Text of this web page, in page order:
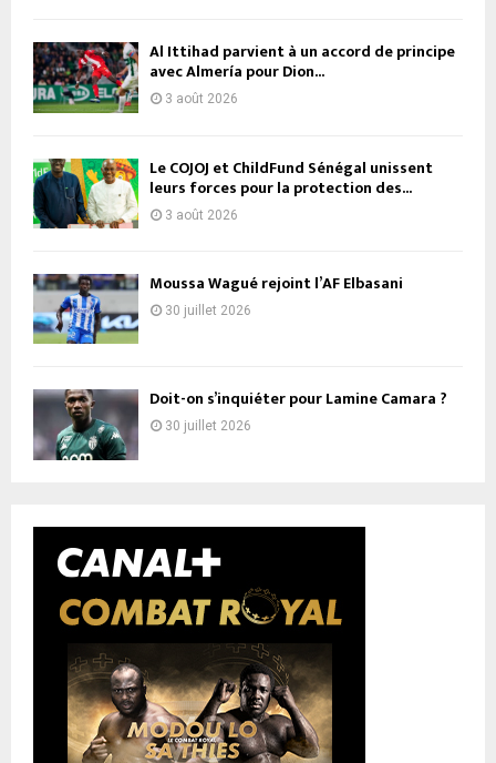
Al Ittihad parvient à un accord de principe
avec Almería pour Dion...
3 août 2026
Le COJOJ et ChildFund Sénégal unissent
leurs forces pour la protection des...
3 août 2026
Moussa Wagué rejoint l’AF Elbasani
30 juillet 2026
Doit-on s’inquiéter pour Lamine Camara ?
30 juillet 2026